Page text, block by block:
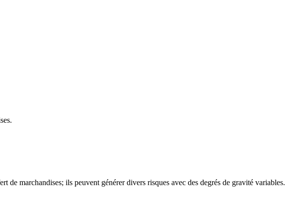
de marchandises; ils peuvent générer divers risques avec des degrés de gravité variables.